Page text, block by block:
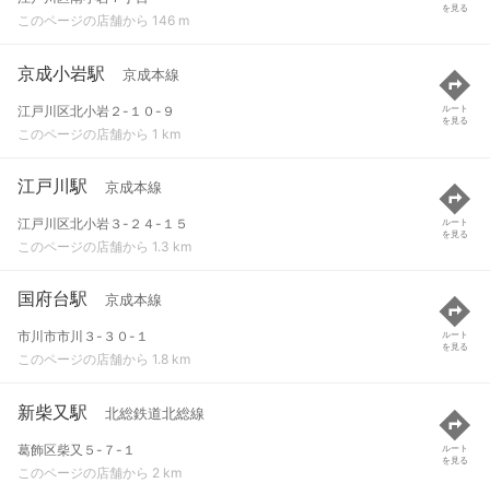
このページの店舗から 146 m
を見る
京成小岩駅 京成本線
江戸川区北小岩２-１０-９
このページの店舗から 1 km
ルート
を見る
江戸川駅 京成本線
江戸川区北小岩３-２４-１５
このページの店舗から 1.3 km
ルート
を見る
国府台駅 京成本線
市川市市川３-３０-１
このページの店舗から 1.8 km
ルート
を見る
新柴又駅 北総鉄道北総線
葛飾区柴又５-７-１
このページの店舗から 2 km
ルート
を見る